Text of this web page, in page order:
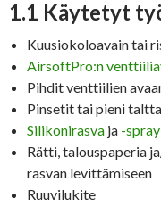
1.1 Käytetyt
Kuusiokoloavain tai
AirsoftPro:n
Pihdit venttiilien
Pinsetit tai pieni
Silikonirasva ja -spray
Rätti, talouspaperia
rasvan levittämiseen
Ruuvilukite